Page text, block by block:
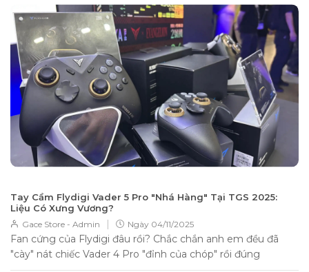
Tay Cầm Flydigi Vader 5 Pro "Nhá Hàng" Tại TGS 2025:
Liệu Có Xưng Vương?
Gace Store - Admin Ngày 04/11/2025
Fan cứng của Flydigi đâu rồi? Chắc chắn anh em đều đã
"cày" nát chiếc Vader 4 Pro "đỉnh của chóp" rồi đúng